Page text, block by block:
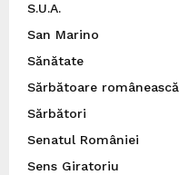
S.U.A.
San Marino
Sănătate
Sărbătoare românească
Sărbători
Senatul României
Sens Giratoriu